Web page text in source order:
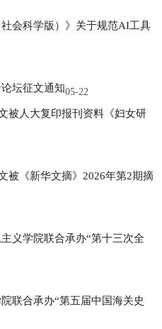
会科学版）》关于规范AI工具
坛征文通知05-22
被人大复印报刊资料《妇女研
被《新华文摘》2026年第2期摘
义学院联合承办“第十三次全
联合承办“第五届中国海关史